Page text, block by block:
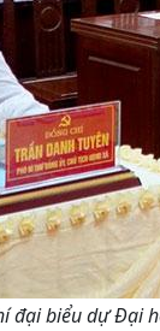
đại biểu dự Đại